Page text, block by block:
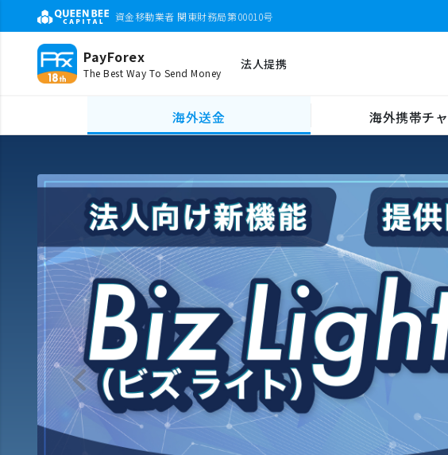
資金移動業者 関東財務局第00010号
PayForex
The Best Way To Send Money
法人提携
海外送金 海外携帯チ
Previous